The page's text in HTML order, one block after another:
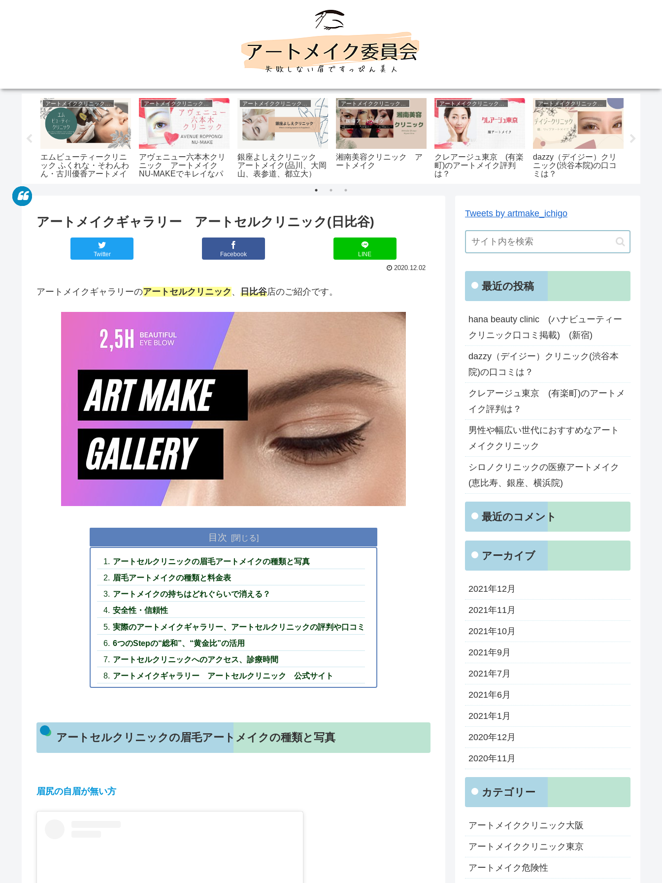
アートメイククリニック東京
エムビューティークリニ
ック ふくれな・そわんわ
ん・古川優香アートメイ
アヴェニュー六本木クリ
ニック アートメイク
NU-MAKEでキレイなパ
銀座よしえクリニック
アートメイク(品川、大岡
山、表参道、都立大）
湘南美容クリニック ア
ートメイク
クレアージュ東京 (有楽
町)のアートメイク評判
は？
dazzy（デイジー）クリ
ニック(渋谷本院)の口コ
ミは？
アートメイクギャラリー アートセルクリニック(日比谷)
Twitter Facebook LINE
2020.12.02
アートメイクギャラリーのアートセルクリニック 、 日比谷店のご紹介です。
目次
アートセルクリニックの眉毛アートメイクの種類と写真
眉毛アートメイクの種類と料金表
アートメイクの持ちはどれぐらいで消える？
安全性・信頼性
実際のアートメイクギャラリー、アートセルクリニックの評判や口コミ
6つのStepの“総和”、“黄金比”の活用
アートセルクリニックへのアクセス、診療時間
アートメイクギャラリー アートセルクリニック 公式サイト
アートセルクリニックの眉毛アートメイクの種類と写真
眉尻の自眉が無い方
Tweets by artmake_ichigo
最近の投稿
hana beauty clinic (ハナビューティー
クリニック口コミ掲載) (新宿)
dazzy（デイジー）クリニック(渋谷本
院)の口コミは？
クレアージュ東京 (有楽町)のアートメ
イク評判は？
男性や幅広い世代におすすめなアート
メイククリニック
シロノクリニックの医療アートメイク
(恵比寿、銀座、横浜院)
最近のコメント
アーカイブ
2021年12月
2021年11月
2021年10月
2021年9月
2021年7月
2021年6月
2021年1月
2020年12月
2020年11月
カテゴリー
アートメイククリニック大阪
アートメイククリニック東京
アートメイク危険性